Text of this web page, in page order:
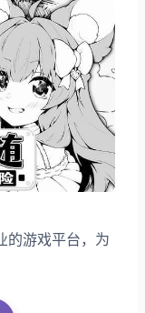
的游戏平台，为